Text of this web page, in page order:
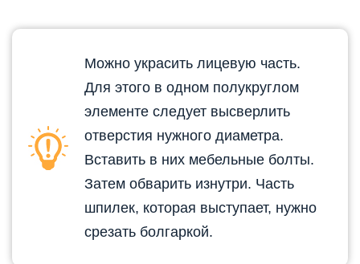
Можно украсить лицевую часть.
Для этого в одном полукруглом
элементе следует высверлить
отверстия нужного диаметра.
Вставить в них мебельные болты.
Затем обварить изнутри. Часть
шпилек, которая выступает, нужно
срезать болгаркой.